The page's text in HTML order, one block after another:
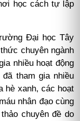
học cách tự lập
Đại học Tây
chuyên ngành
nhiều hoạt động
tham gia nhiều
hè xanh, các hoạt
nhân đạo cùng
chuyên đề do